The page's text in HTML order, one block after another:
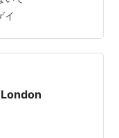
ーヴィン・ゲイ
、「なるほどな
、マーヴィン・ゲ
いった、ブラッ
イ